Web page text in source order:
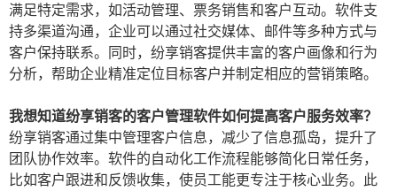
满足特定需求，如活动管理、票务销售和客户互动。软件支
持多渠道沟通，企业可以通过社交媒体、邮件等多种方式与
客户保持联系。同时，纷享销客提供丰富的客户画像和行为
分析，帮助企业精准定位目标客户并制定相应的营销策略。
我想知道纷享销客的客户管理软件如何提高客户服务效率？
纷享销客通过集中管理客户信息，减少了信息孤岛，提升了
团队协作效率。软件的自动化工作流程能够简化日常任务，
比如客户跟进和反馈收集，使员工能更专注于核心业务。此